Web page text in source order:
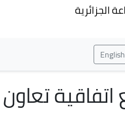
الجزائرية
English